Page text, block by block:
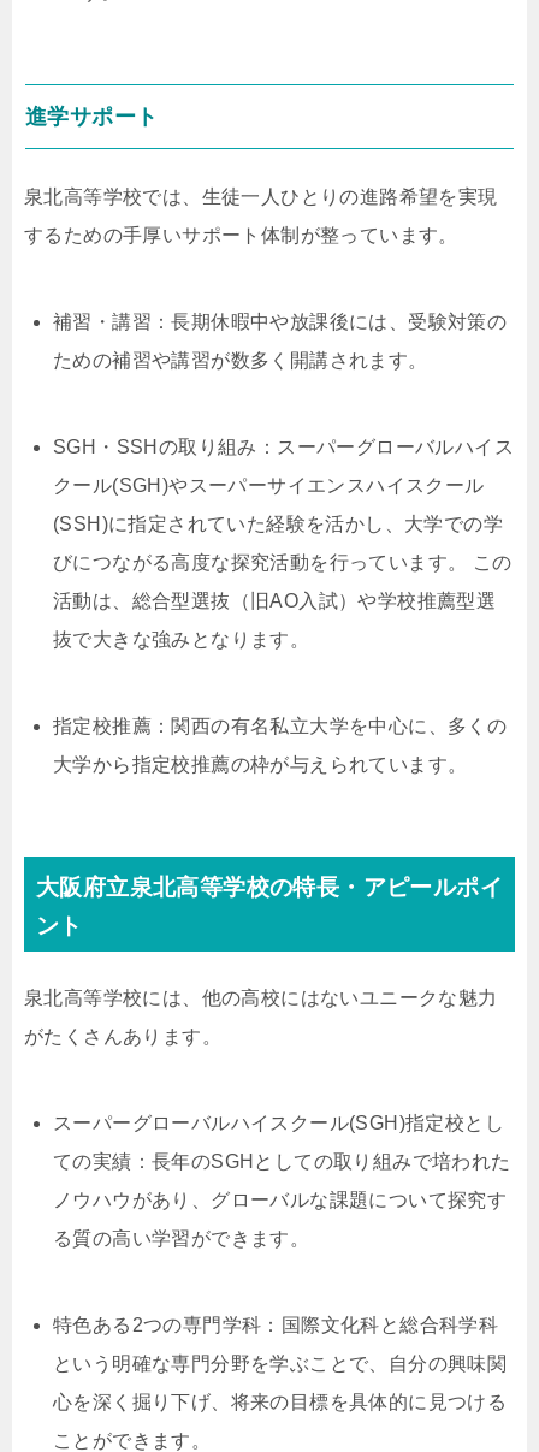
進学サポート
泉北高等学校では、生徒一人ひとりの進路希望を実現
するための手厚いサポート体制が整っています。
補習・講習：長期休暇中や放課後には、受験対策の
ための補習や講習が数多く開講されます。
SGH・SSHの取り組み：スーパーグローバルハイス
クール(SGH)やスーパーサイエンスハイスクール
(SSH)に指定されていた経験を活かし、大学での学
びにつながる高度な探究活動を行っています。 この
活動は、総合型選抜（旧AO入試）や学校推薦型選
抜で大きな強みとなります。
指定校推薦：関西の有名私立大学を中心に、多くの
大学から指定校推薦の枠が与えられています。
大阪府立泉北高等学校の特長・アピールポイ
ント
泉北高等学校には、他の高校にはないユニークな魅力
がたくさんあります。
スーパーグローバルハイスクール(SGH)指定校とし
ての実績：長年のSGHとしての取り組みで培われた
ノウハウがあり、グローバルな課題について探究す
る質の高い学習ができます。
特色ある2つの専門学科：国際文化科と総合科学科
という明確な専門分野を学ぶことで、自分の興味関
心を深く掘り下げ、将来の目標を具体的に見つける
ことができます。